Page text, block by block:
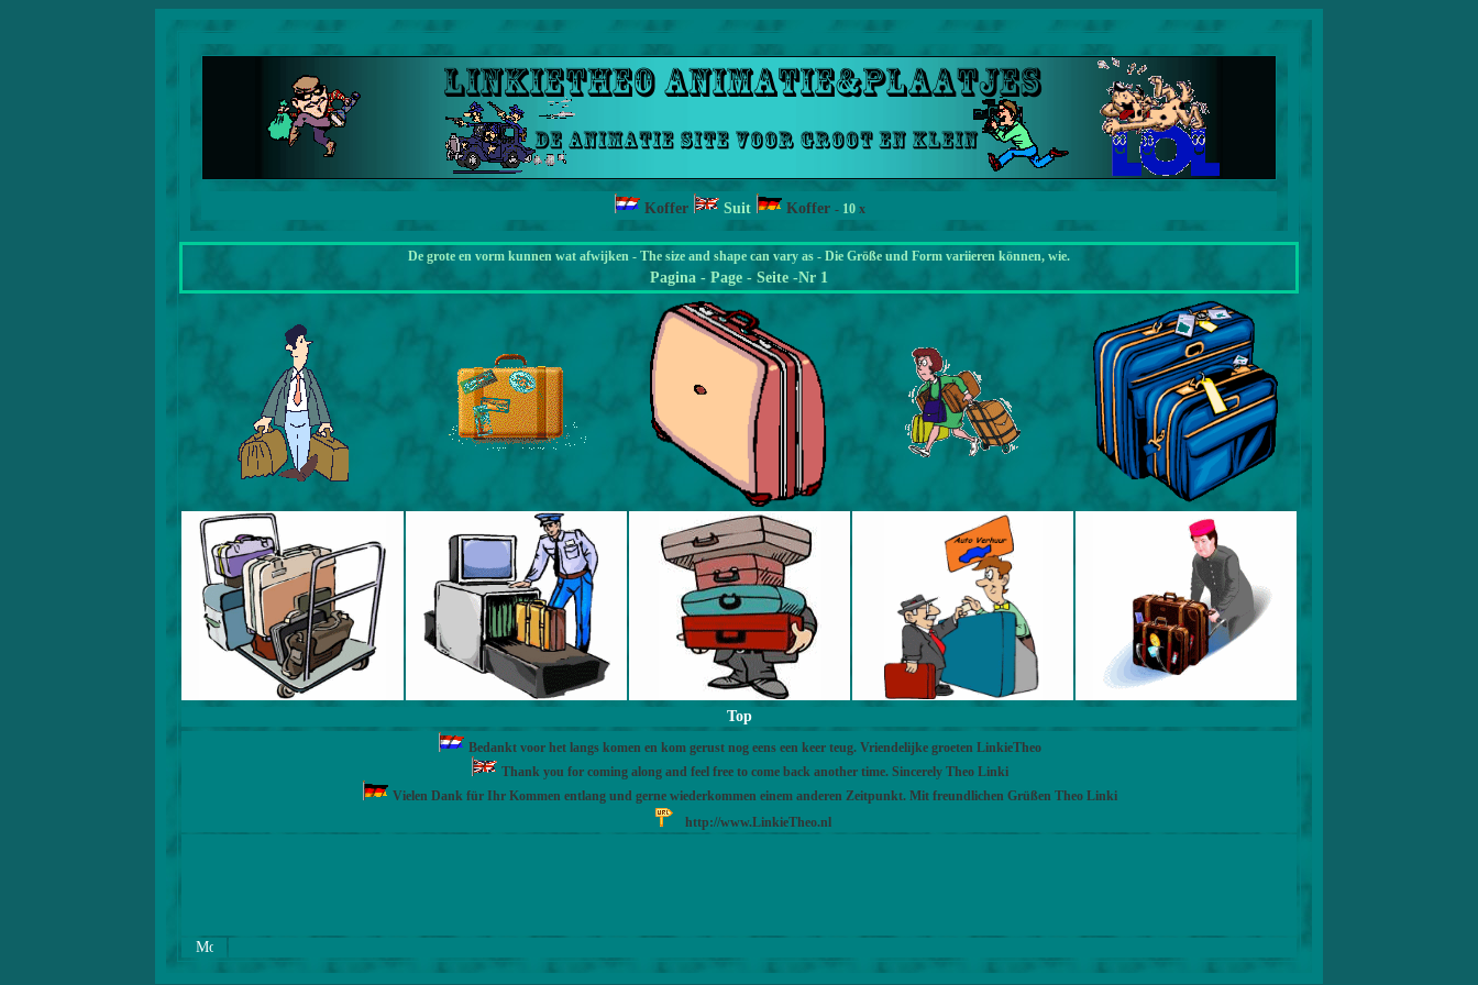
Koffer Suit Koffer - 10 x
De grote en vorm kunnen wat afwijken - The size and shape can vary as - Die Größe und Form variieren können, wie.
Pagina - Page - Seite -Nr 1
Top
Bedankt voor het langs komen en kom gerust nog eens een keer teug. Vriendelijke groeten LinkieTheo
Thank you for coming along and feel free to come back another time. Sincerely Theo Linki
Vielen Dank für Ihr Kommen entlang und gerne wiederkommen einem anderen Zeitpunkt. Mit freundlichen Grüßen Theo Linki
http://www.LinkieTheo.nl